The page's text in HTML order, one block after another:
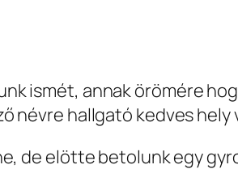
ismét, annak örömére
névre hallgató kedves hely
de elötte betolunk egy